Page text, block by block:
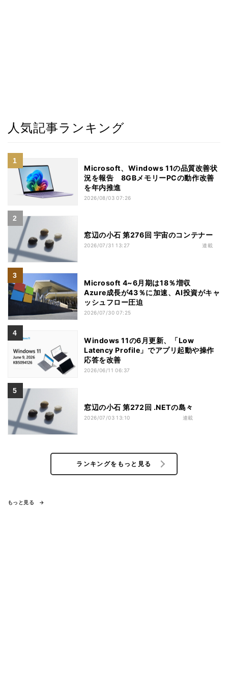
人気記事ランキング
Microsoft、Windows 11の品質改善状
況を報告 8GBメモリーPCの動作改善
を年内推進
2026/08/03 07:26
窓辺の小石 第276回 宇宙のコンテナー
2026/07/31 13:27 連載
Microsoft 4~6月期は18％増収
Azure成長が43％に加速、AI投資がキャ
ッシュフロー圧迫
2026/07/30 07:25
Windows 11の6月更新、「Low
Latency Profile」でアプリ起動や操作
応答を改善
2026/06/11 06:37
窓辺の小石 第272回 .NETの島々
2026/07/03 13:10 連載
ランキングをもっと見る
もっと見る